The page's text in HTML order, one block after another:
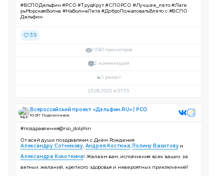
#ВСПОДельфин #РСО #ТрудКрут #СПОРСО #Лучшее_лето #Лаге
рьМорскаяВолна #НаВолнеЛета #ДоброПожаловатьВлето с #ВСПО
Дельфин
39
1 040 просмотров
2 комментария
1 репост
23.06.2025 в 07:33
Всероссийский проект «Дельфин.RU» | РСО
10 017 Подписчиков
#поздравления@rso_dolphin
От всей души поздравляем с Днём Рождения
Александру Сотникову Андрея Костюка Полину Вахитовуи
Александра Кокоткина ! Желаем вам, исполнения всех ваших за
ветных желаний, крепкого здоровья и невероятных приключений!